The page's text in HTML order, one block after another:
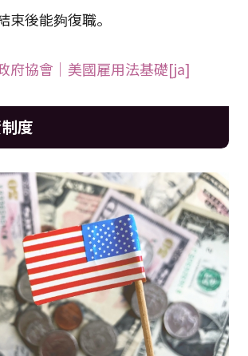
束後能夠復職。
府協會｜美國雇用法基礎[ja]
度